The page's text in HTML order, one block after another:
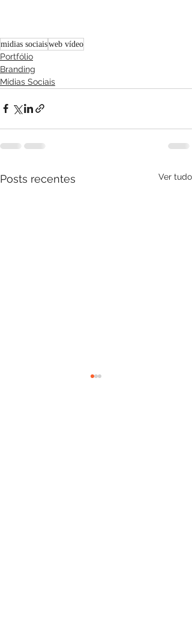
midias sociaisweb vídeo
Portfólio
Branding
Mídias Sociais
Posts recentes Ver tudo